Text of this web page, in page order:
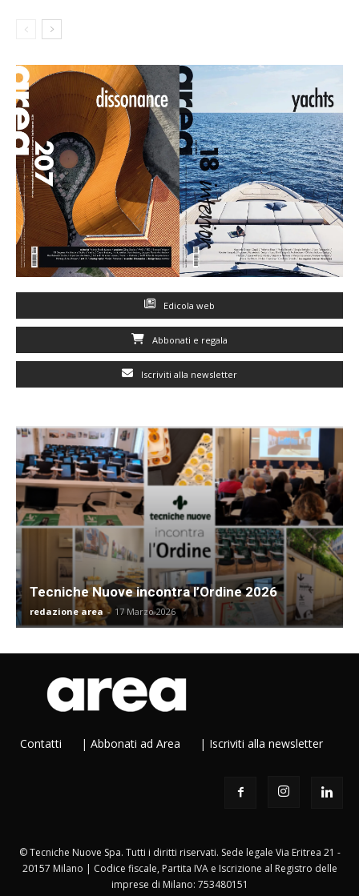
Edicola web
Abbonati e regala
Iscriviti alla newsletter
Tecniche Nuove incontra l’Ordine 2026
redazione area - 17 Marzo 2026
Contatti | Abbonati ad Area | Iscriviti alla newsletter
© Tecniche Nuove Spa. Tutti i diritti riservati. Sede legale Via Eritrea 21 -
20157 Milano | Codice fiscale, Partita IVA e Iscrizione al Registro delle
imprese di Milano: 753480151